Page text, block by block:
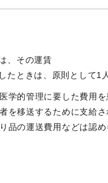
、その運賃
たときは、原則として1
学的管理に要した費用
を移送するために支給
品の運送費用などは認め